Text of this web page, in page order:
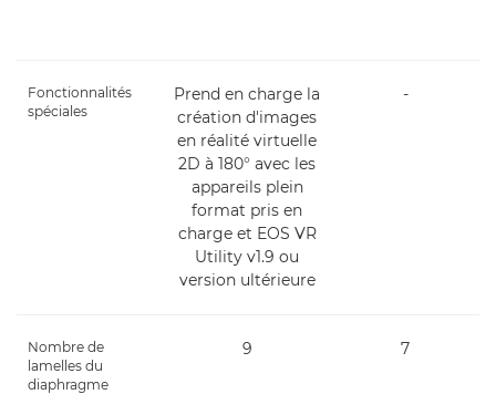
Fonctionnalités
spéciales
Prend en charge la
création d'images
en réalité virtuelle
2D à 180° avec les
appareils plein
format pris en
charge et EOS VR
Utility v1.9 ou
version ultérieure
-
Nombre de
lamelles du
diaphragme
9 7